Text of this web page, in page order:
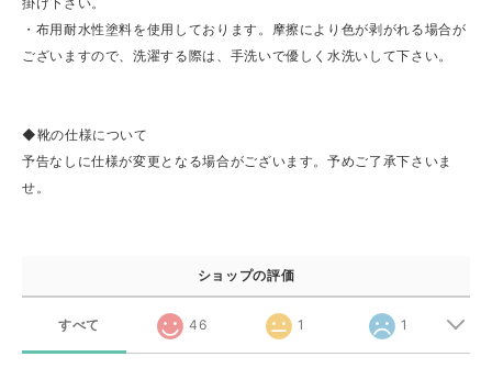
・布用耐水性塗料を使用しております。摩擦により色が剥がれる場合が
ございますので、洗濯する際は、手洗いで優しく水洗いして下さい。
◆靴の仕様について
予告なしに仕様が変更となる場合がございます。予めご了承下さいま
せ。
ショップの評価
すべて 46 1 1